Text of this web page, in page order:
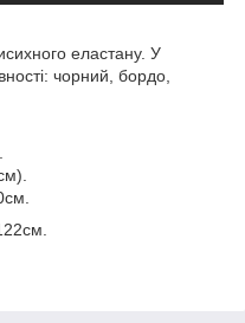
еластану. У
чорний, бордо,